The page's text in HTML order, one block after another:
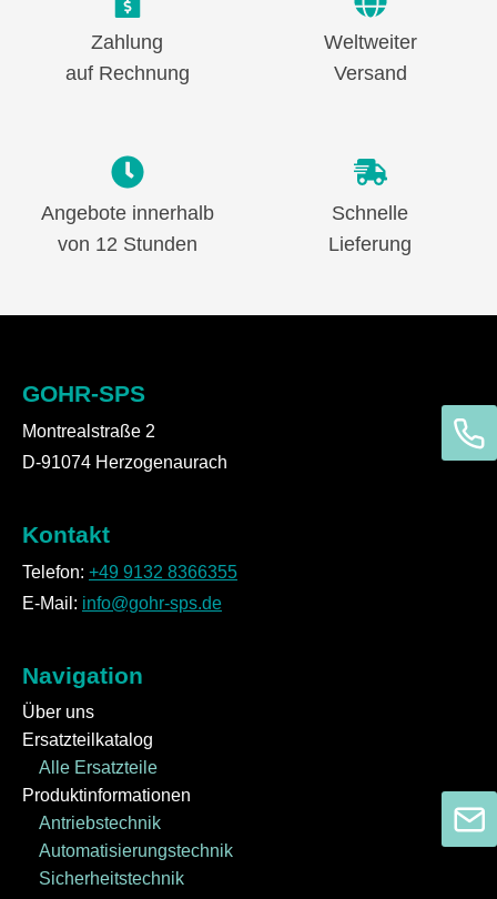
Zahlung
auf Rechnung
Weltweiter
Versand
Angebote innerhalb
von 12 Stunden
Schnelle
Lieferung
GOHR-SPS
Montrealstraße 2
D-91074 Herzogenaurach
Kontakt
Telefon: +49 9132 8366355
E-Mail: info@gohr-sps.de
Navigation
Über uns
Ersatzteilkatalog
Alle Ersatzteile
Produktinformationen
Antriebstechnik
Automatisierungstechnik
Sicherheitstechnik